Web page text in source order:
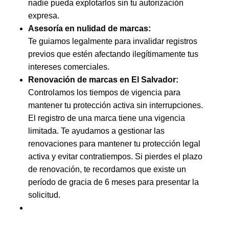
nadie pueda explotarlos sin tu autorización
expresa.
Asesoría en nulidad de marcas:
Te guiamos legalmente para invalidar registros
previos que estén afectando ilegítimamente tus
intereses comerciales.
Renovación de marcas en El Salvador:
Controlamos los tiempos de vigencia para
mantener tu protección activa sin interrupciones.
El registro de una marca tiene una vigencia
limitada. Te ayudamos a gestionar las
renovaciones para mantener tu protección legal
activa y evitar contratiempos. Si pierdes el plazo
de renovación, te recordamos que existe un
período de gracia de 6 meses para presentar la
solicitud.